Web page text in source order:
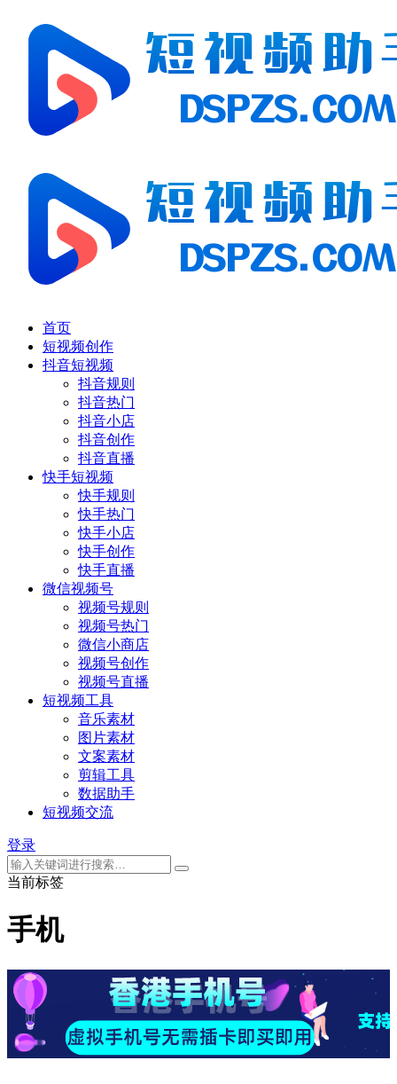
首页
短视频创作
抖音短视频
抖音规则
抖音热门
抖音小店
抖音创作
抖音直播
快手短视频
快手规则
快手热门
快手小店
快手创作
快手直播
微信视频号
视频号规则
视频号热门
微信小商店
视频号创作
视频号直播
短视频工具
音乐素材
图片素材
文案素材
剪辑工具
数据助手
短视频交流
登录
当前标签
手机